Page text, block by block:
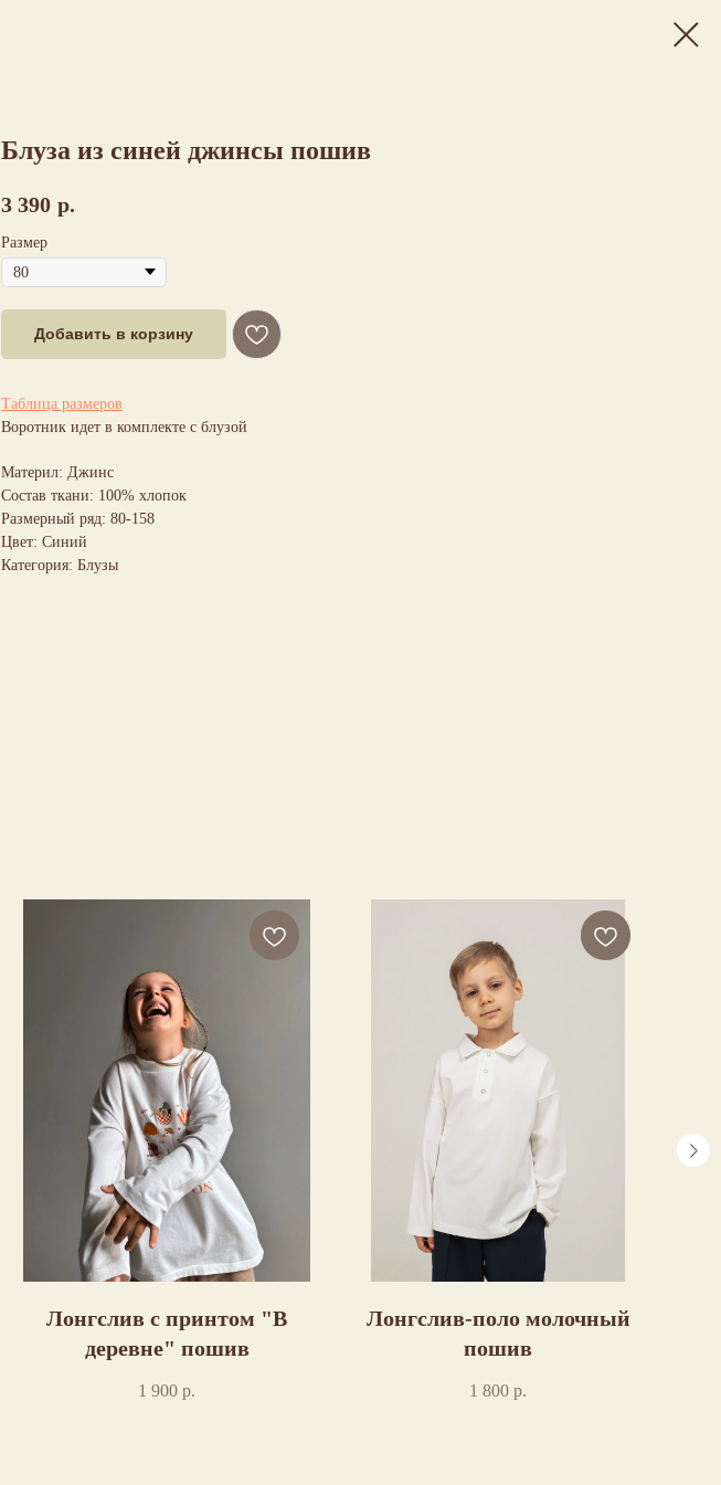
Блуза из синей джинсы пошив
3 390 р.
Размер
Добавить в корзину
Таблица размеров
Воротник идет в комплекте с блузой
Материл: Джинс
Состав ткани: 100% хлопок
Размерный ряд: 80-158
Цвет: Синий
Категория: Блузы
Лонгслив с принтом "В
деревне" пошив
1 900 р.
Лонгслив-поло молочный
пошив
1 800 р.